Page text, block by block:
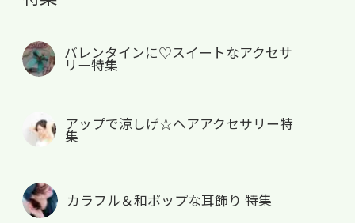
バレンタインに♡スイートなアクセサ
リー特集
アップで涼しげ☆ヘアアクセサリー特
集
カラフル＆和ポップな耳飾り 特集